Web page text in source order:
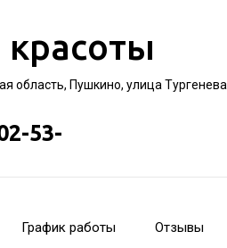
область, Пушкино, улица Тургенева
53-
График работы Отзывы